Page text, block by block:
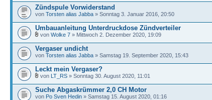
Zündspule Vorwiderstand
von Torsten alias Jabba » Sonntag 3. Januar 2016, 20:50
Umbauanleitung Unterdruckdose Zündverteiler
von Wolke 7 » Mittwoch 2. Dezember 2020, 19:09
Vergaser undicht
von Torsten alias Jabba » Samstag 19. September 2020, 15:43
Leckt mein Vergaser?
von LT_RS » Sonntag 30. August 2020, 11:01
Suche Abgaskrümmer 2,0 CH Motor
von Po Sven Hedin » Samstag 15. August 2020, 01:16